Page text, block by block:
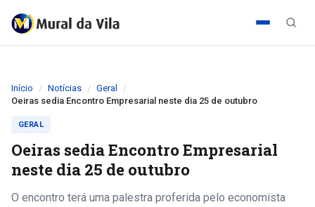
Início Notícias
Geral
Oeiras sedia Encontro Empresarial neste dia 25 de outubro
GERAL
Oeiras sedia Encontro Empresarial
neste dia 25 de outubro
O encontro terá uma palestra proferida pelo economista